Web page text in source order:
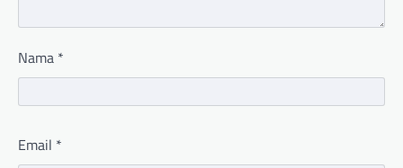
Nama *
Email *